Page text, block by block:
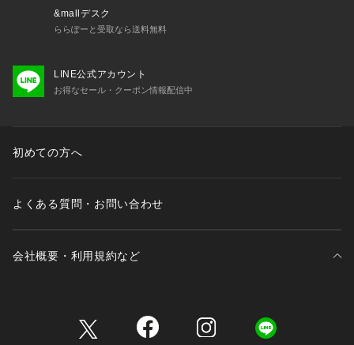
&mallデスク
ららぽーと受取なら送料無料
LINE公式アカウント
お得なセール・クーポン情報配信中
初めての方へ
よくある質問・お問い合わせ
会社概要・利用規約など